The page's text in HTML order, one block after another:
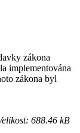
zákona
implementována
zákona byl
688.46 kB